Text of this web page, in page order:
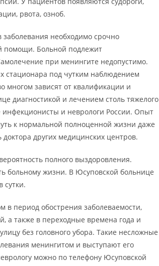
рвота, озноб.
необходимо срочно
помощи. Больной подлежит
при менингите недопустимо.
стационара под чутким наблюдением
многом зависят от квалификации и
диагностикой и лечением столь тяжелого
и неврологи России. Опыт
к нормальной полноценной жизни даже
других медицинских центров.
полного выздоровления.
больному жизни. В Юсуповской больнице
сутки.
период обострения заболеваемости,
а также в переходные времена года и
без головного убора. Такие несложные
менингитом и выступают его
можно по телефону Юсуповской